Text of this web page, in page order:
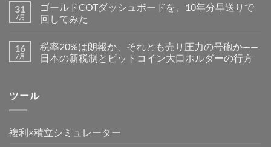
31
7月
ゴールドCOTダッシュボードを、10年分早送りで
回してみた
16
7月
税率20%は朗報か、それとも売り圧力の号砲か——
日本の新税制とビットコイン大口ホルダーの行方
ツール
複利×積立シミュレーター